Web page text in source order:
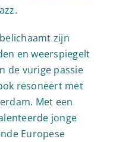
zijn
en weerspiegelt
de vurige passie
resoneert met
Met een
jonge
Europese